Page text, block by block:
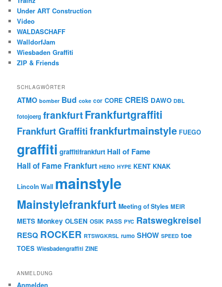
Under ART Construction
Video
WALDASCHAFF
WalldorfJam
Wiesbaden Graffiti
ZIP & Friends
SCHLAGWÖRTER
ATMO bomber Bud coke cor CORE CREIS DAWO DBL
fotojoerg frankfurtFrankfurtgraffiti
Frankfurt Graffitifrankfurtmainstyle FUEGO
graffiti graffitifrankfurt Hall of Fame
Hall of Fame Frankfurt HERO HYPE KENT KNAK
Lincoln Wall mainstyle
Mainstylefrankfurt Meeting of Styles MEIR
METS Monkey OLSEN OSIK PASS PYC Ratswegkreisel
RESQ ROCKER RTSWGKRSL rumo SHOW SPEED toe
TOES Wiesbadengraffiti ZINE
ANMELDUNG
Anmelden